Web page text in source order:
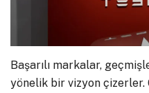
Başarılı markalar,
yönelik bir vizyon çizerler.